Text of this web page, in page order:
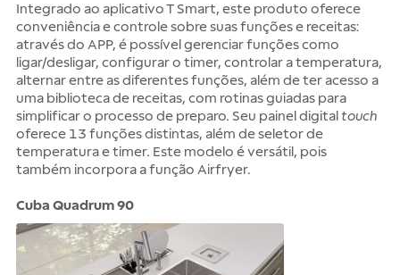
Integrado ao aplicativo T Smart, este produto oferece
conveniência e controle sobre suas funções e receitas:
através do APP, é possível gerenciar funções como
ligar/desligar, configurar o timer, controlar a temperatura,
alternar entre as diferentes funções, além de ter acesso a
uma biblioteca de receitas, com rotinas guiadas para
simplificar o processo de preparo. Seu painel digital touch
oferece 13 funções distintas, além de seletor de
temperatura e timer. Este modelo é versátil, pois
também incorpora a função Airfryer.
Cuba Quadrum 90